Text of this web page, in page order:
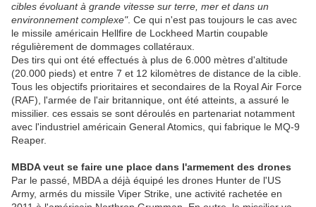
cibles évoluant à grande vitesse sur terre, mer et dans un
environnement complexe". Ce qui n'est pas toujours le cas avec
le missile américain Hellfire de Lockheed Martin coupable
régulièrement de dommages collatéraux.
Des tirs qui ont été effectués à plus de 6.000 mètres d'altitude
(20.000 pieds) et entre 7 et 12 kilomètres de distance de la cible.
Tous les objectifs prioritaires et secondaires de la Royal Air Force
(RAF), l'armée de l'air britannique, ont été atteints, a assuré le
missilier. ces essais se sont déroulés en partenariat notamment
avec l'industriel américain General Atomics, qui fabrique le MQ-9
Reaper.
MBDA veut se faire une place dans l'armement des drones
Par le passé, MBDA a déjà équipé les drones Hunter de l'US
Army, armés du missile Viper Strike, une activité rachetée en